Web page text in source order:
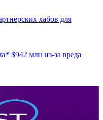
хабов для
$942 млн из-за вреда